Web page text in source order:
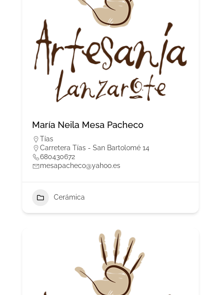
María Neila Mesa Pacheco
Tías
Carretera Tías - San Bartolomé 14
680430672
mesapacheco@yahoo.es
Cerámica